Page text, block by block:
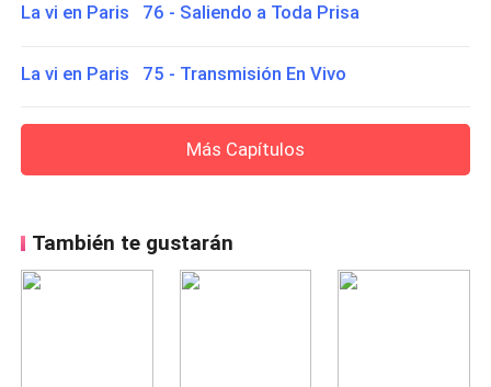
La vi en Paris 76 - Saliendo a Toda Prisa
La vi en Paris 75 - Transmisión En Vivo
Más Capítulos
También te gustarán